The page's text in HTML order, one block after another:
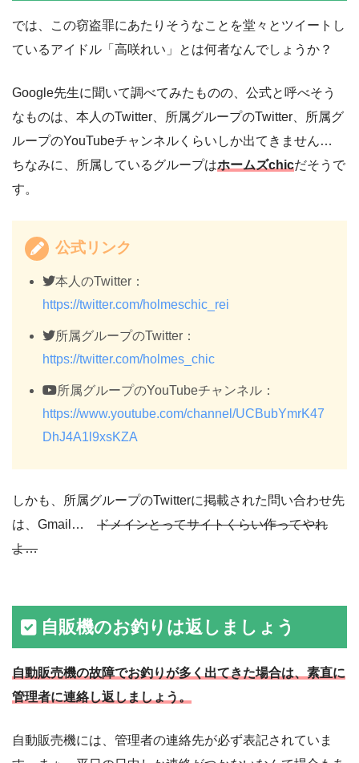
では、この窃盗罪にあたりそうなことを堂々とツイートし
ているアイドル「高咲れい」とは何者なんでしょうか？
Google先生に聞いて調べてみたものの、公式と呼べそう
なものは、本人のTwitter、所属グループのTwitter、所属グ
ループのYouTubeチャンネルくらいしか出てきません…
ちなみに、所属しているグループはホームズchicだそうで
す。
公式リンク
本人のTwitter：
https://twitter.com/holmeschic_rei
所属グループのTwitter：
https://twitter.com/holmes_chic
所属グループのYouTubeチャンネル：
https://www.youtube.com/channel/UCBubYmrK47
DhJ4A1l9xsKZA
しかも、所属グループのTwitterに掲載された問い合わせ先
は、Gmail… ドメインとってサイトくらい作ってやれ
よ…
自販機のお釣りは返しましょう
自動販売機の故障でお釣りが多く出てきた場合は、素直に
管理者に連絡し返しましょう。
自動販売機には、管理者の連絡先が必ず表記されていま